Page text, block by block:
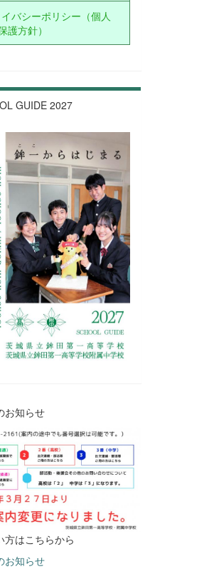
バシーポリシー（個人
護方針）
GUIDE 2027
お知らせ
方はこちらから
お知らせ